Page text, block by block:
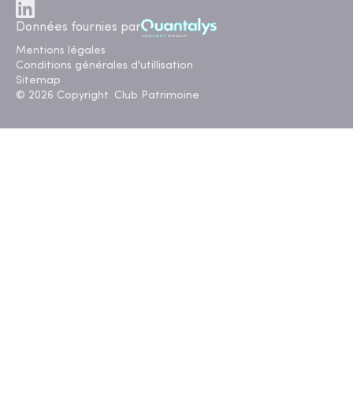
Données fournies par
Mentions légales
Conditions générales d'utillisation
Sitemap
© 2026 Copyright. Club Patrimoine